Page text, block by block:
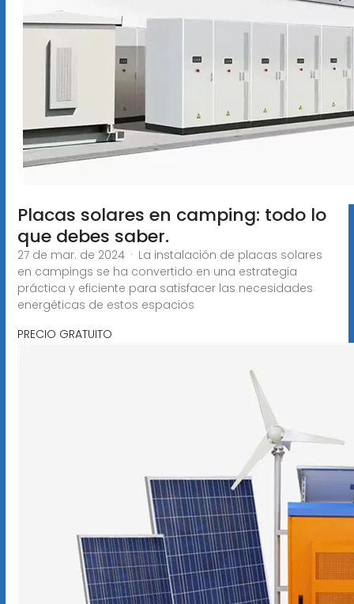
Placas solares en camping: todo lo
que debes saber.
27 de mar. de 2024 · La instalación de placas solares
en campings se ha convertido en una estrategia
práctica y eficiente para satisfacer las necesidades
energéticas de estos espacios
PRECIO GRATUITO